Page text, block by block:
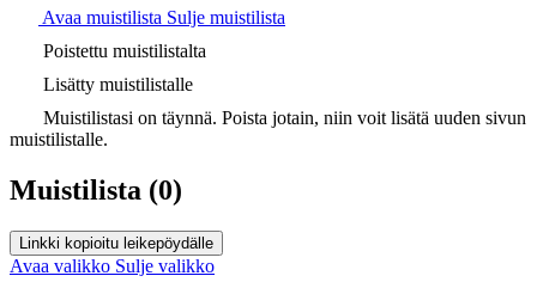
Avaa muistilista Sulje muistilista
Poistettu muistilistalta
Lisätty muistilistalle
Muistilistasi on täynnä. Poista jotain, niin voit lisätä uuden sivun
muistilistalle.
Muistilista (0)
Linkki kopioitu leikepöydälle
Avaa valikko Sulje valikko